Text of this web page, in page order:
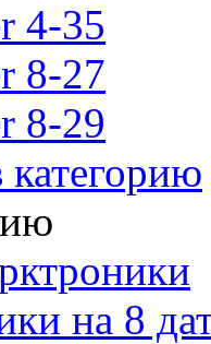
4-35
8-27
8-29
на 8